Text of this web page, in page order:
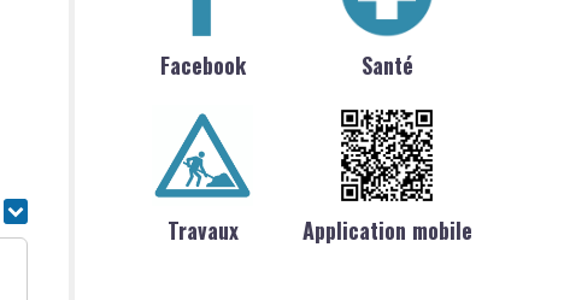
Facebook Santé
Travaux Application mobile